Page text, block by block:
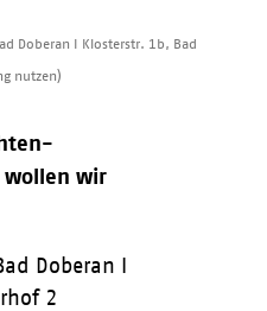
Doberan I Klosterstr. 1b, Bad
nutzen)
wollen wir
Doberan I
2